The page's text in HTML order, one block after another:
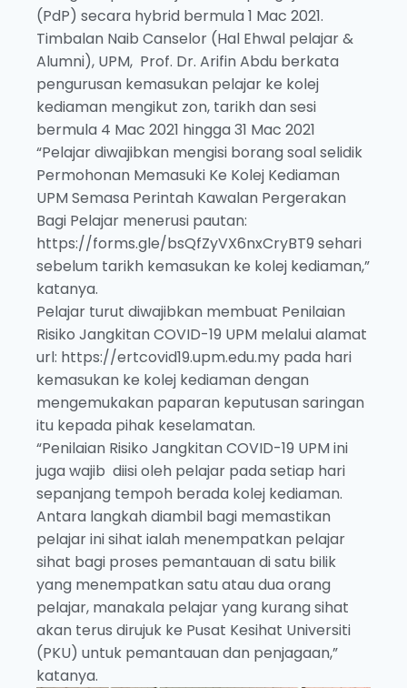
(PdP) secara hybrid bermula 1 Mac 2021.
Timbalan Naib Canselor (Hal Ehwal pelajar &
Alumni), UPM, Prof. Dr. Arifin Abdu berkata
pengurusan kemasukan pelajar ke kolej
kediaman mengikut zon, tarikh dan sesi
bermula 4 Mac 2021 hingga 31 Mac 2021
“Pelajar diwajibkan mengisi borang soal selidik
Permohonan Memasuki Ke Kolej Kediaman
UPM Semasa Perintah Kawalan Pergerakan
Bagi Pelajar menerusi pautan:
https://forms.gle/bsQfZyVX6nxCryBT9 sehari
sebelum tarikh kemasukan ke kolej kediaman,”
katanya.
Pelajar turut diwajibkan membuat Penilaian
Risiko Jangkitan COVID-19 UPM melalui alamat
url: https://ertcovid19.upm.edu.my pada hari
kemasukan ke kolej kediaman dengan
mengemukakan paparan keputusan saringan
itu kepada pihak keselamatan.
“Penilaian Risiko Jangkitan COVID-19 UPM ini
juga wajib diisi oleh pelajar pada setiap hari
sepanjang tempoh berada kolej kediaman.
Antara langkah diambil bagi memastikan
pelajar ini sihat ialah menempatkan pelajar
sihat bagi proses pemantauan di satu bilik
yang menempatkan satu atau dua orang
pelajar, manakala pelajar yang kurang sihat
akan terus dirujuk ke Pusat Kesihat Universiti
(PKU) untuk pemantauan dan penjagaan,”
katanya.